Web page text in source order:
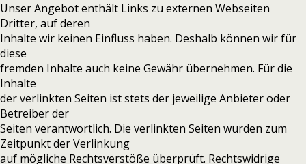
Unser Angebot enthält Links zu externen Webseiten
Dritter, auf deren
Inhalte wir keinen Einfluss haben. Deshalb können wir für
diese
fremden Inhalte auch keine Gewähr übernehmen. Für die
Inhalte
der verlinkten Seiten ist stets der jeweilige Anbieter oder
Betreiber der
Seiten verantwortlich. Die verlinkten Seiten wurden zum
Zeitpunkt der Verlinkung
auf mögliche Rechtsverstöße überprüft. Rechtswidrige